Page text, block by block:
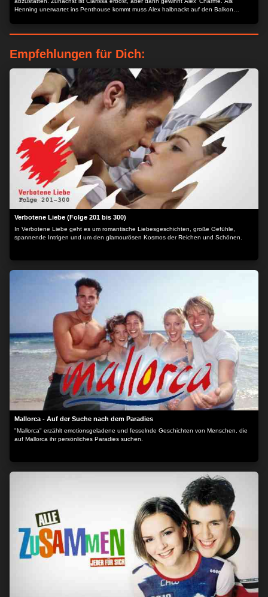
Henning unerwartet ins Penthouse kommt muss Alex halbnackt auf den Balkon
Empfehlungen für Dich:
Verbotene Liebe (Folge 201 bis 300)
In Verbotene Liebe geht es um romantische Liebesgeschichten, große Gefühle,
spannende Intrigen und um den glamourösen Kosmos der Reichen und Schönen.
Mallorca - Auf der Suche nach dem Paradies
"Mallorca" erzählt emotionsgeladene und fesselnde Geschichten von Menschen, die
auf Mallorca ihr persönliches Paradies suchen.